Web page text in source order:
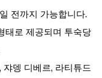
전까지 가능합니다.
태로 제공되며 투숙당
뎅 디베르, 라티튜드